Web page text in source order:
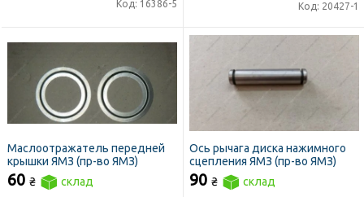
Код: 16386-5 Код: 20427-1
Маслоотражатель передней
крышки ЯМЗ (пр-во ЯМЗ)
60 ₴ склад
Ось рычага диска нажимного
сцепления ЯМЗ (пр-во ЯМЗ)
90 ₴ склад